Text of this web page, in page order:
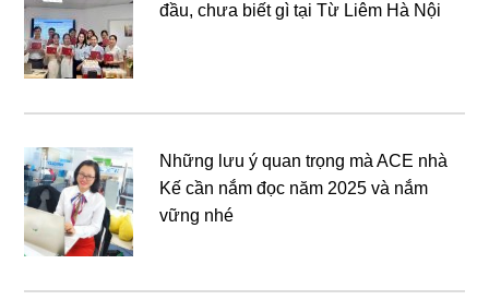
đầu, chưa biết gì tại Từ Liêm Hà Nội
Những lưu ý quan trọng mà ACE nhà
Kế cần nắm đọc năm 2025 và nắm
vững nhé